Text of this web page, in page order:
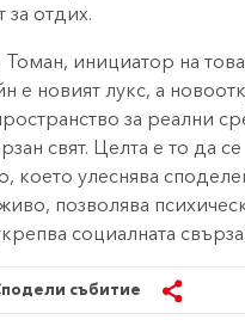
отдих.
инициатор на това
е новият лукс, а
за реални
свят. Целта е то да се
което улеснява
позволява
социалната
събитие